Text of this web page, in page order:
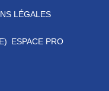
LÉGALES
ESPACE PRO